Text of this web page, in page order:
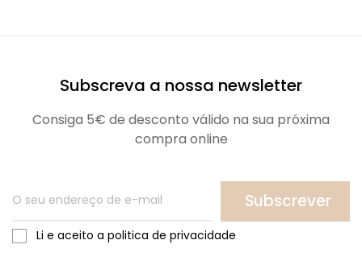
Subscreva a nossa newsletter
Consiga 5€ de desconto válido na sua próxima
compra online
Subscrever
Li e aceito a politica de privacidade